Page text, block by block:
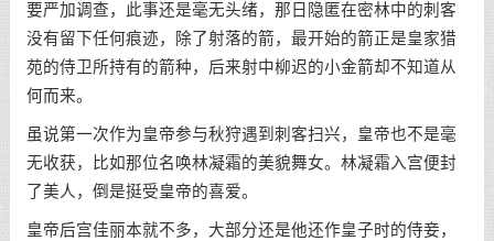
要严加调查，此事还是毫无头绪，那日隐匿在密林中的刺客
没有留下任何痕迹，除了射落的箭，最开始的箭正是皇家猎
苑的侍卫所持有的箭种，后来射中柳迟的小金箭却不知道从
何而来。
虽说第一次作为皇帝参与秋狩遇到刺客扫兴，皇帝也不是毫
无收获，比如那位名唤林凝霜的美貌舞女。林凝霜入宫便封
了美人，倒是挺受皇帝的喜爱。
皇帝后宫佳丽本就不多，大部分还是他还作皇子时的侍妾，